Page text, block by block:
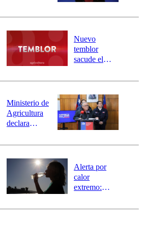
Carahue por
río Damas:
activa
mensajería
SAE
Nuevo
temblor
sacude el
revisa la
epicentro
Ministerio de
Agricultura
declara
agrícola para
Alerta por
calor
extremo:
activa Alerta